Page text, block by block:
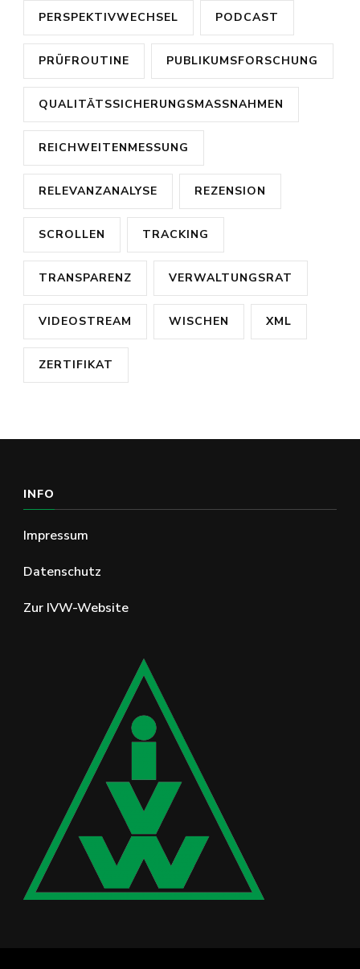
PERSPEKTIVWECHSEL PODCAST
PRÜFROUTINE PUBLIKUMSFORSCHUNG
QUALITÄTSSICHERUNGSMASSNAHMEN
REICHWEITENMESSUNG
RELEVANZANALYSE REZENSION
SCROLLEN TRACKING
TRANSPARENZ VERWALTUNGSRAT
VIDEOSTREAM WISCHEN XML
ZERTIFIKAT
INFO
Impressum
Datenschutz
Zur IVW-Website